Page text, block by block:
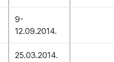
9-
12.09.2014.
25.03.2014.